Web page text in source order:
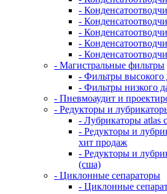
-
-
-
-
-
- Магистральные фильтры
- Фильтры высокого
- Фильтры низкого
- Пневмоаудит и
- Редукторы и
- Лубрикаторы atlas
- Редукторы и
хит продаж
- Редукторы и
(сша)
- Циклонные сепараторы
- Циклонные